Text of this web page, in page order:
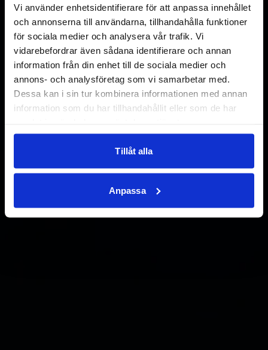
Vi använder enhetsidentifierare för att anpassa innehållet
och annonserna till användarna, tillhandahålla funktioner
för sociala medier och analysera vår trafik. Vi
vidarebefordrar även sådana identifierare och annan
information från din enhet till de sociala medier och
annons- och analysföretag som vi samarbetar med.
Dessa kan i sin tur kombinera informationen med annan
information som du har tillhandahållit eller som de har
Tillåt alla
Anpassa